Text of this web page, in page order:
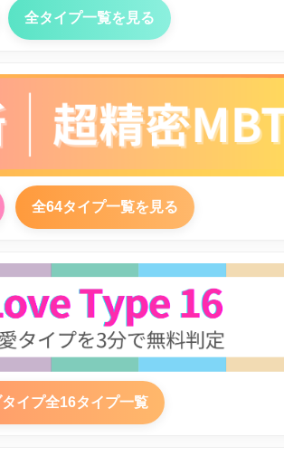
全タイプ一覧を見る
全64タイプ一覧を見る
イプ全16タイプ一覧